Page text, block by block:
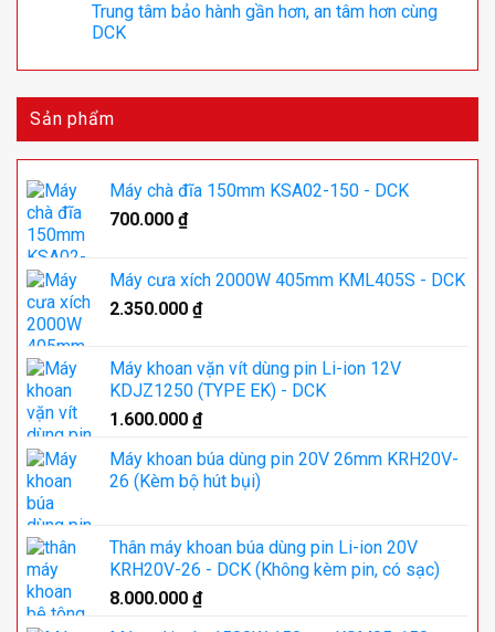
Trung tâm bảo hành gần hơn, an tâm hơn cùng
DCK
Sản phẩm
Máy chà đĩa 150mm KSA02-150 - DCK
700.000 ₫
Máy cưa xích 2000W 405mm KML405S - DCK
2.350.000 ₫
Máy khoan vặn vít dùng pin Li-ion 12V
KDJZ1250 (TYPE EK) - DCK
1.600.000 ₫
Máy khoan búa dùng pin 20V 26mm KRH20V-
26 (Kèm bộ hút bụi)
Thân máy khoan búa dùng pin Li-ion 20V
KRH20V-26 - DCK (Không kèm pin, có sạc)
8.000.000 ₫